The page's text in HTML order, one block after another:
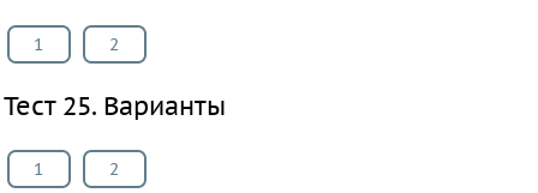
1 2
Тест 25. Варианты
1 2